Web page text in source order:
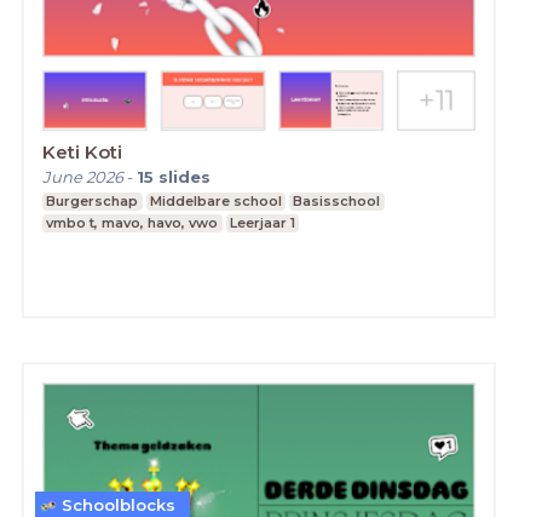
Keti Koti
June 2026- 15 slides
Burgerschap Middelbare school
Basisschool
vmbo t, mavo, havo, vwo
Leerjaar 1
Schoolblocks